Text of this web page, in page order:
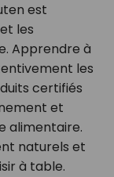
est
les
Apprendre à
les
certifiés
et
alimentaire.
naturels et
à table.